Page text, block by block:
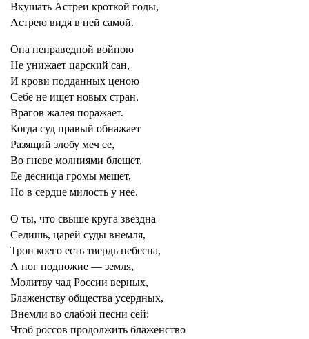
Вкушать Астреи кроткой годы,
Астрею видя в ней самой.
Она неправедной войною
Не унижает царский сан,
И крови подданных ценою
Себе не ищет новых стран.
Врагов жалея поражает.
Когда суд правый обнажает
Разящий злобу меч ее,
Во гневе молниями блещет,
Ее десница громы мещет,
Но в сердце милость у нее.
О ты, что свыше круга звездна
Седишь, царей суды внемля,
Трон коего есть твердь небесна,
А ног подножие — земля,
Молитву чад России верных,
Блаженству общества усердных,
Внемли во слабой песни сей:
Чтоб россов продолжить блаженство